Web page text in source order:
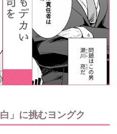
」に挑むヨングク